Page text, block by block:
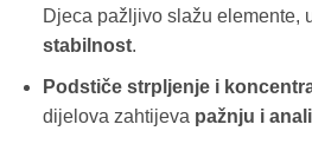
Djeca pažljivo slažu elemente,
stabilnost.
Podstiče strpljenje i
dijelova zahtijeva pažnju i